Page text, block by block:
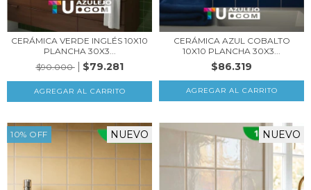
CERÁMICA VERDE INGLÉS 10X10
PLANCHA 30X3...
$90.000
$79.281
CERÁMICA AZUL COBALTO
10X10 PLANCHA 30X3...
$86.319
10% OFF NUEVO NUEVO